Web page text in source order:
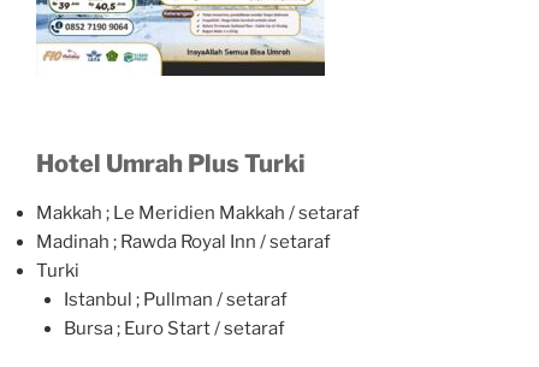
Hotel Umrah Plus Turki
Makkah ; Le Meridien Makkah / setaraf
Madinah ; Rawda Royal Inn / setaraf
Turki
Istanbul ; Pullman / setaraf
Bursa ; Euro Start / setaraf